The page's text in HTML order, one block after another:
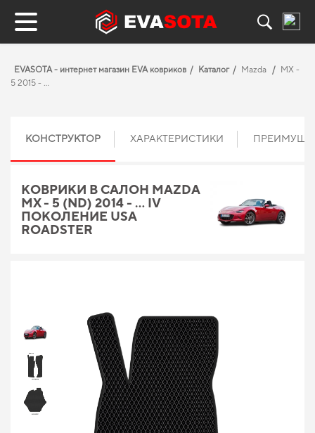
EVASOTA - интернет магазин EVA ковриков Каталог Mazda
MX -
5 2015 - …
КОНСТРУКТОР ХАРАКТЕРИСТИКИ
КОВРИКИ В САЛОН MAZDA
MX - 5 (ND) 2014 - … IV
ПОКОЛЕНИЕ USA
ROADSTER